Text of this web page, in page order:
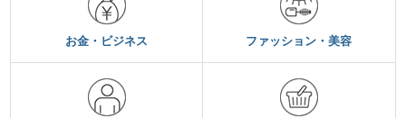
お金・ビジネス ファッション・美容